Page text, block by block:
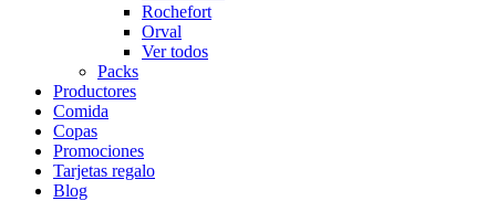
Rochefort
Orval
Ver todos
Packs
Productores
Comida
Copas
Promociones
Tarjetas regalo
Blog